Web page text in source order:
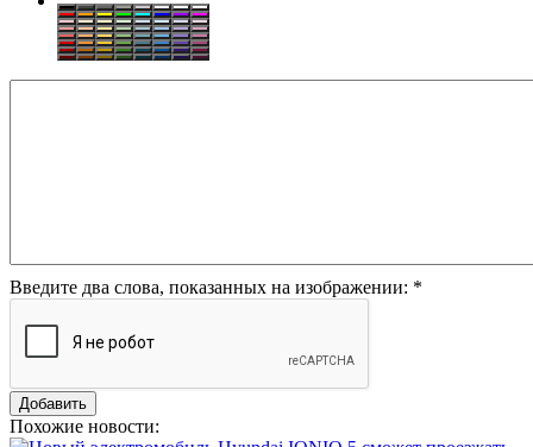
Введите два слова, показанных на изображении: *
Похожие новости: